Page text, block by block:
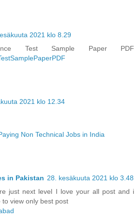
2021 klo 8.29
Test Sample Paper PDF
2021 klo 12.34
Non Technical Jobs in India
in Pakistan 28. kesäkuuta 2021 klo 3.48
just next level I love your all post and i
to view only best post